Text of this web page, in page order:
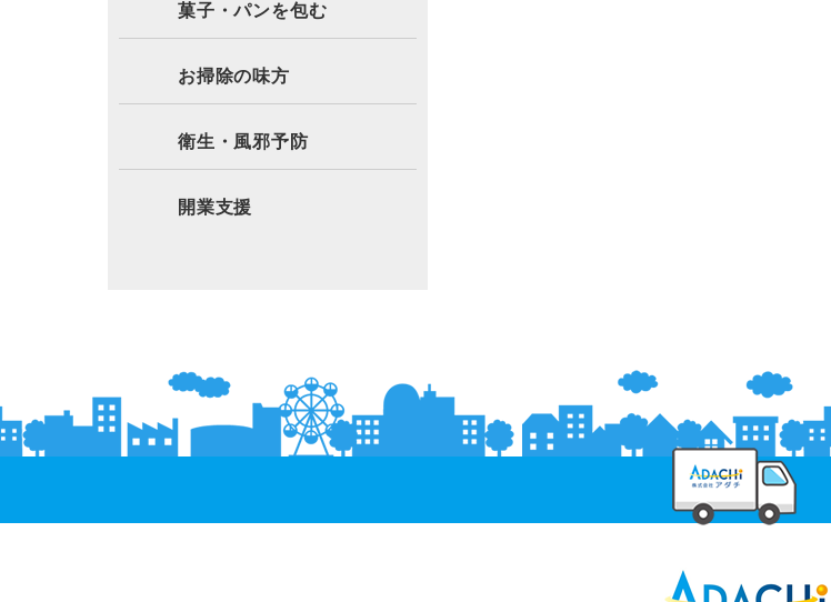
菓子・パンを包む
お掃除の味方
衛生・風邪予防
開業支援